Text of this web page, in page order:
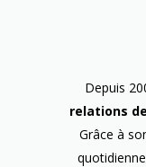
Depuis
relations
Grâce à